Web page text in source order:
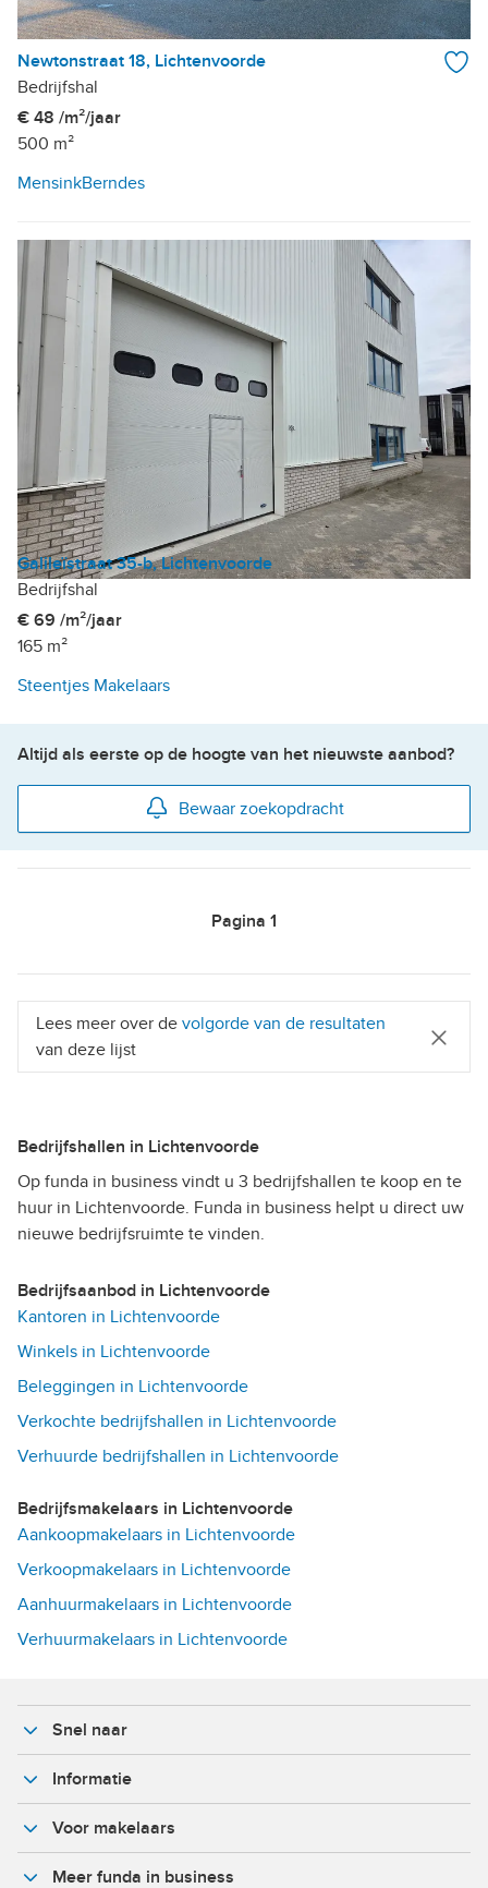
Newtonstraat 18, Lichtenvoorde
Bedrijfshal
€ 48 /m²/jaar
500 m²
MensinkBerndes
Galileïstraat 35-b, Lichtenvoorde
Bedrijfshal
€ 69 /m²/jaar
165 m²
Steentjes Makelaars
Altijd als eerste op de hoogte van het nieuwste aanbod?
Bewaar zoekopdracht
Pagina 1
Lees meer over de volgorde van de resultaten
van deze lijst
Bedrijfshallen in Lichtenvoorde
Op funda in business vindt u 3 bedrijfshallen te koop en te
huur in Lichtenvoorde. Funda in business helpt u direct uw
nieuwe bedrijfsruimte te vinden.
Bedrijfsaanbod in Lichtenvoorde
Kantoren in Lichtenvoorde
Winkels in Lichtenvoorde
Beleggingen in Lichtenvoorde
Verkochte bedrijfshallen in Lichtenvoorde
Verhuurde bedrijfshallen in Lichtenvoorde
Bedrijfsmakelaars in Lichtenvoorde
Aankoopmakelaars in Lichtenvoorde
Verkoopmakelaars in Lichtenvoorde
Aanhuurmakelaars in Lichtenvoorde
Verhuurmakelaars in Lichtenvoorde
Snel naar
Informatie
Voor makelaars
Meer funda in business